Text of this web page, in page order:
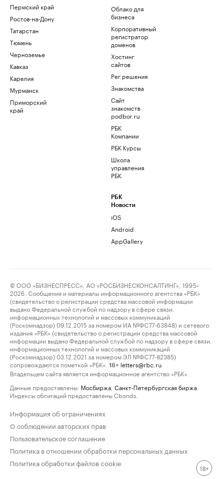
Пермский край
Ростов-на-Дону
Татарстан
Тюмень
Черноземье
Кавказ
Карелия
Мурманск
Приморский
край
Облако для
бизнеса
Корпоративный
регистратор
доменов
Хостинг
сайтов
Рег.решения
Знакомства
Сайт
знакомств
podbor.ru
РБК
Компании
РБК Курсы
Школа
управления
РБК
РБК
Новости
iOS
Android
AppGallery
© ООО «БИЗНЕСПРЕСС», АО «РОСБИЗНЕСКОНСАЛТИНГ», 1995–
2026. Сообщения и материалы информационного агентства «РБК»
(свидетельство о регистрации средства массовой информации
выдано Федеральной службой по надзору в сфере связи,
информационных технологий и массовых коммуникаций
(Роскомнадзор) 09.12.2015 за номером ИА №ФС77-63848) и сетевого
издания «РБК» (свидетельство о регистрации средства массовой
информации выдано Федеральной службой по надзору в сфере связи,
информационных технологий и массовых коммуникаций
(Роскомнадзор) 03.12.2021 за номером ЭЛ №ФС77-82385)
сопровождаются пометкой «РБК».
18+ letters@rbc.ru
Владельцем сайта является информационное агентство «РБК».
Данные предоставлены: Мосбиржа Санкт-Петербургская биржа
Индексы облигаций предоставлены Cbonds.
Информация об ограничениях
О соблюдении авторских прав
Пользовательское соглашение
Политика в отношении обработки персональных данных
Политика обработки файлов cookie
18+